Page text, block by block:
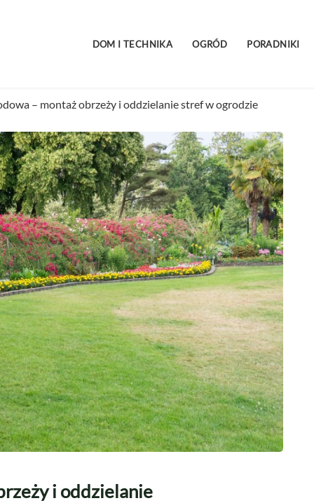
DOM I TECHNIKA OGRÓD PORADNIKI
– montaż obrzeży i oddzielanie stref w ogrodzie
i oddzielanie